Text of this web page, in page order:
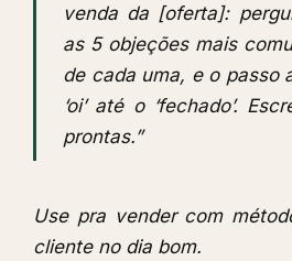
venda da [oferta]:
as 5 objeções mais
de cada uma, e o passo
‘oi’ até o ‘fechado’.
prontas.”
Use pra vender com
cliente no dia bom.